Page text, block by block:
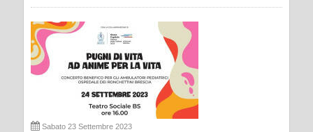
Sabato 23 Settembre 2023